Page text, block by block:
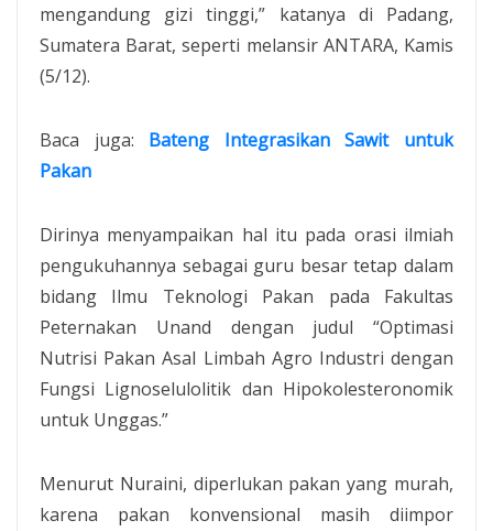
mengandung gizi tinggi,” katanya di Padang,
Sumatera Barat, seperti melansir ANTARA, Kamis
(5/12).
Baca juga: Bateng Integrasikan Sawit untuk
Pakan
Dirinya menyampaikan hal itu pada orasi ilmiah
pengukuhannya sebagai guru besar tetap dalam
bidang Ilmu Teknologi Pakan pada Fakultas
Peternakan Unand dengan judul “Optimasi
Nutrisi Pakan Asal Limbah Agro Industri dengan
Fungsi Lignoselulolitik dan Hipokolesteronomik
untuk Unggas.”
Menurut Nuraini, diperlukan pakan yang murah,
karena pakan konvensional masih diimpor